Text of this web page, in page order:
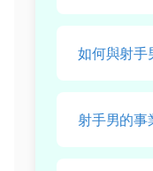
如何與射手
射手男的事